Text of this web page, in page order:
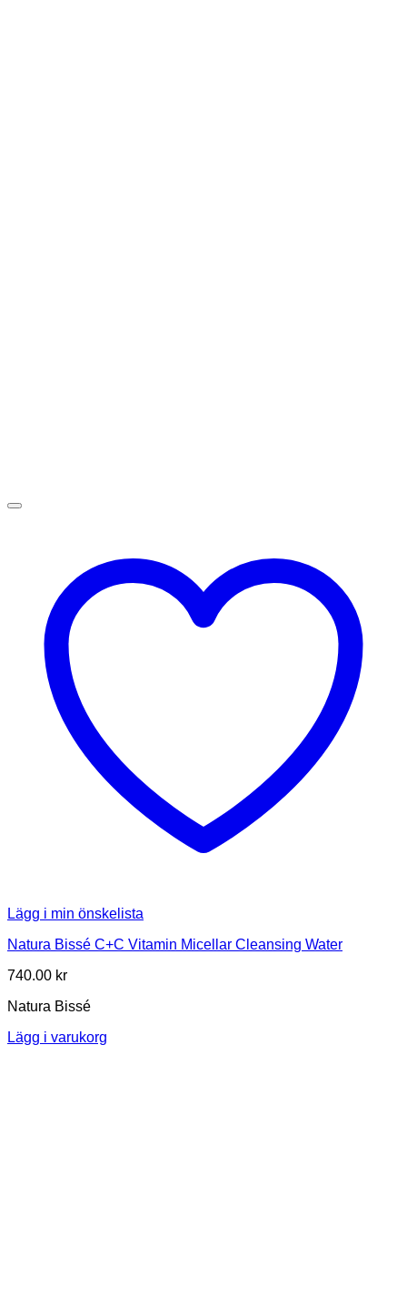
Lägg i min önskelista
Natura Bissé C+C Vitamin Micellar Cleansing Water
740.00 kr
Natura Bissé
Lägg i varukorg